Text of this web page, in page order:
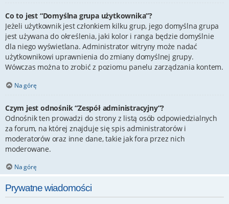
Co to jest “Domyślna grupa użytkownika”?
Jeżeli użytkownik jest członkiem kilku grup, jego domyślna grupa
jest używana do określenia, jaki kolor i ranga będzie domyślnie
dla niego wyświetlana. Administrator witryny może nadać
użytkownikowi uprawnienia do zmiany domyślnej grupy.
Wówczas można to zrobić z poziomu panelu zarządzania kontem.
Na górę
Czym jest odnośnik “Zespół administracyjny”?
Odnośnik ten prowadzi do strony z listą osób odpowiedzialnych
za forum, na której znajduje się spis administratorów i
moderatorów oraz inne dane, takie jak fora przez nich
moderowane.
Na górę
Prywatne wiadomości